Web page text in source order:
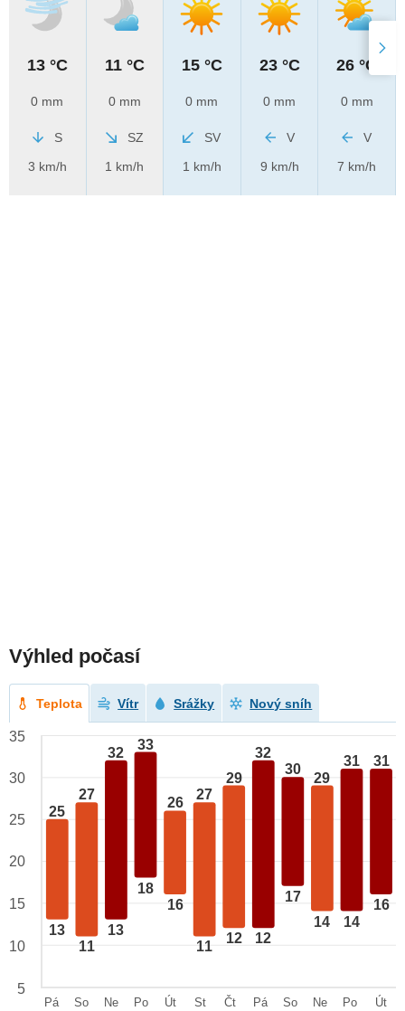
13 °C
0 mm
S
3 km/h
11 °C
0 mm
SZ
1 km/h
15 °C
0 mm
SV
1 km/h
23 °C
0 mm
V
9 km/h
26 °C
0 mm
V
7 km/h
Výhled počasí
Teplota Vítr Srážky Nový sníh
25
13
27
11
32
13
33
18
26
16
27
11
29
12
32
12
30
17
29
14
31
14
31
16
35
30
25
20
15
10
5
Pá
So
Ne
Po
Út
St
Čt
Pá
So
Ne
Po
Út